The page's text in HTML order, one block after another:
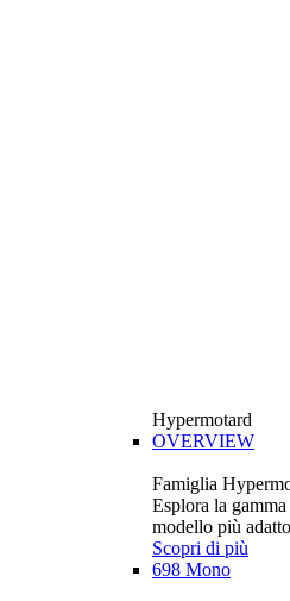
Hypermotard
OVERVIEW
Famiglia
Esplora la
modello più
Scopri di più
698 Mono